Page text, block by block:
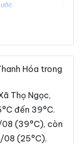
Chính
Hóa trong
Thọ Ngọc,
đến 39°C.
08 (39°C), còn
08 (25°C).